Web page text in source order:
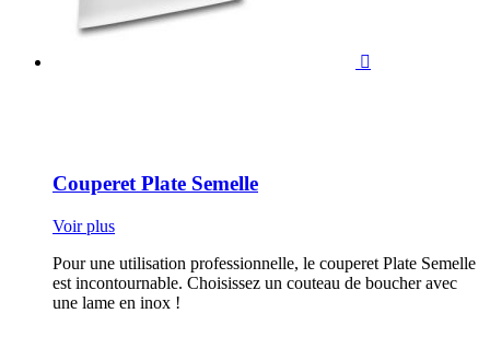

Couperet Plate Semelle
Voir plus
Pour une utilisation professionnelle, le couperet Plate Semelle
est incontournable. Choisissez un couteau de boucher avec
une lame en inox !